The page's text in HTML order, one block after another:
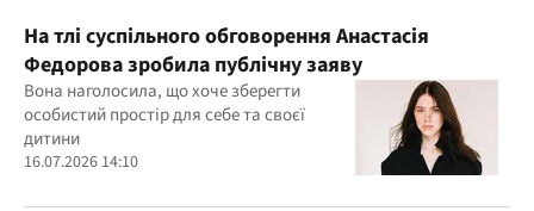
На тлі суспільного обговорення Анастасія
Федорова зробила публічну заяву
Вона наголосила, що хоче зберегти
особистий простір для себе та своєї
дитини
16.07.2026 14:10